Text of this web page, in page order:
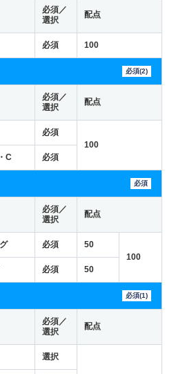
必須／
選択
配点
必須 100
必須(2)
必須／
選択
配点
必須
100
C 必須
必須
必須／
選択
配点
必須
50
100
必須 50
必須(1)
必須／
選択
配点
選択